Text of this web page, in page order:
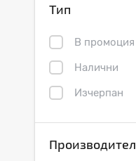
материали
системи
Тип
В промоция
Налични
Изчерпан
Производител